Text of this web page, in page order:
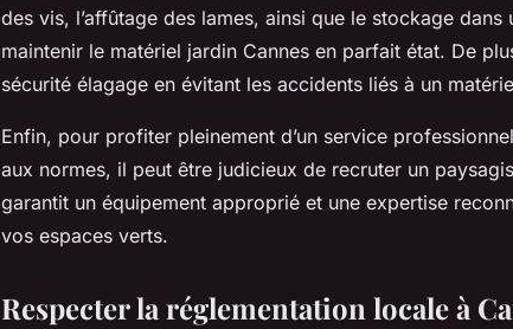
des vis, l’affûtage des lames, ainsi que le stockage
maintenir le matériel jardin Cannes en parfait état. De
sécurité élagage en évitant les accidents liés à un
Enfin, pour profiter pleinement d’un service
aux normes, il peut être judicieux de recruter un
garantit un équipement approprié et une expertise
vos espaces verts.
Respecter la réglementation locale à